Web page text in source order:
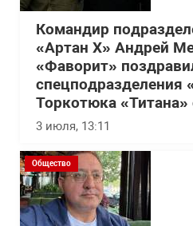
Командир
«Артан Х» Андрей
«Фаворит»
спецподразделения
Торкотюка
3 июля, 13:11
Общество